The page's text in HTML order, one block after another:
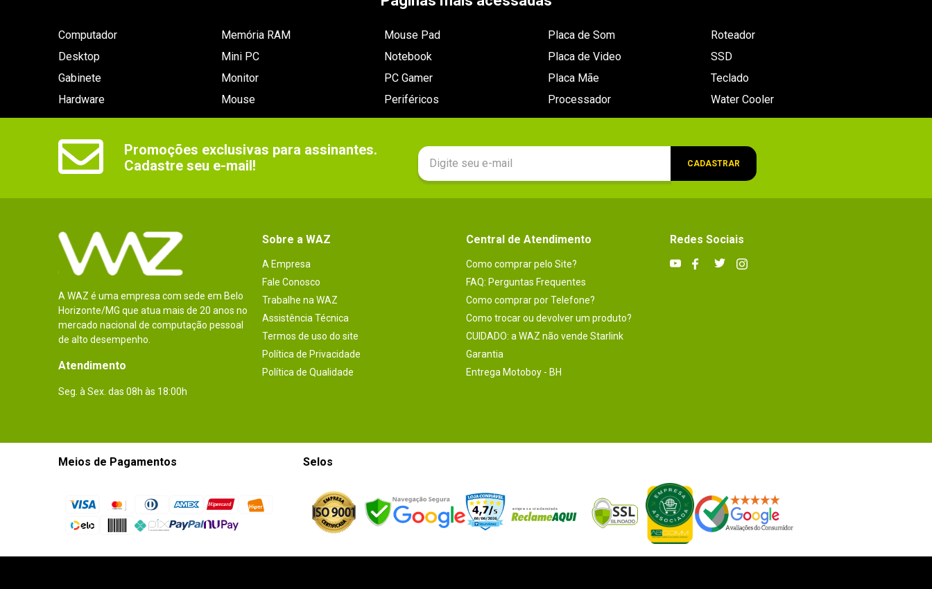
Computador
Desktop
Gabinete
Hardware
Memória RAM
Mini PC
Monitor
Mouse
Mouse Pad
Notebook
PC Gamer
Periféricos
Placa de Som
Placa de Video
Placa Mãe
Processador
Roteador
SSD
Teclado
Water Cooler
Promoções exclusivas para assinantes.
Cadastre seu e-mail!
CADASTRAR
A WAZ é uma empresa com sede em Belo
Horizonte/MG que atua mais de 20 anos no
mercado nacional de computação pessoal
de alto desempenho.
Atendimento
Seg. à Sex. das 08h às 18:00h
Sobre a WAZ
A Empresa
Fale Conosco
Trabalhe na WAZ
Assistência Técnica
Termos de uso do site
Política de Privacidade
Política de Qualidade
Central de Atendimento
Como comprar pelo Site?
FAQ: Perguntas Frequentes
Como comprar por Telefone?
Como trocar ou devolver um produto?
CUIDADO: a WAZ não vende Starlink
Garantia
Entrega Motoboy - BH
Redes Sociais
Meios de Pagamentos Selos